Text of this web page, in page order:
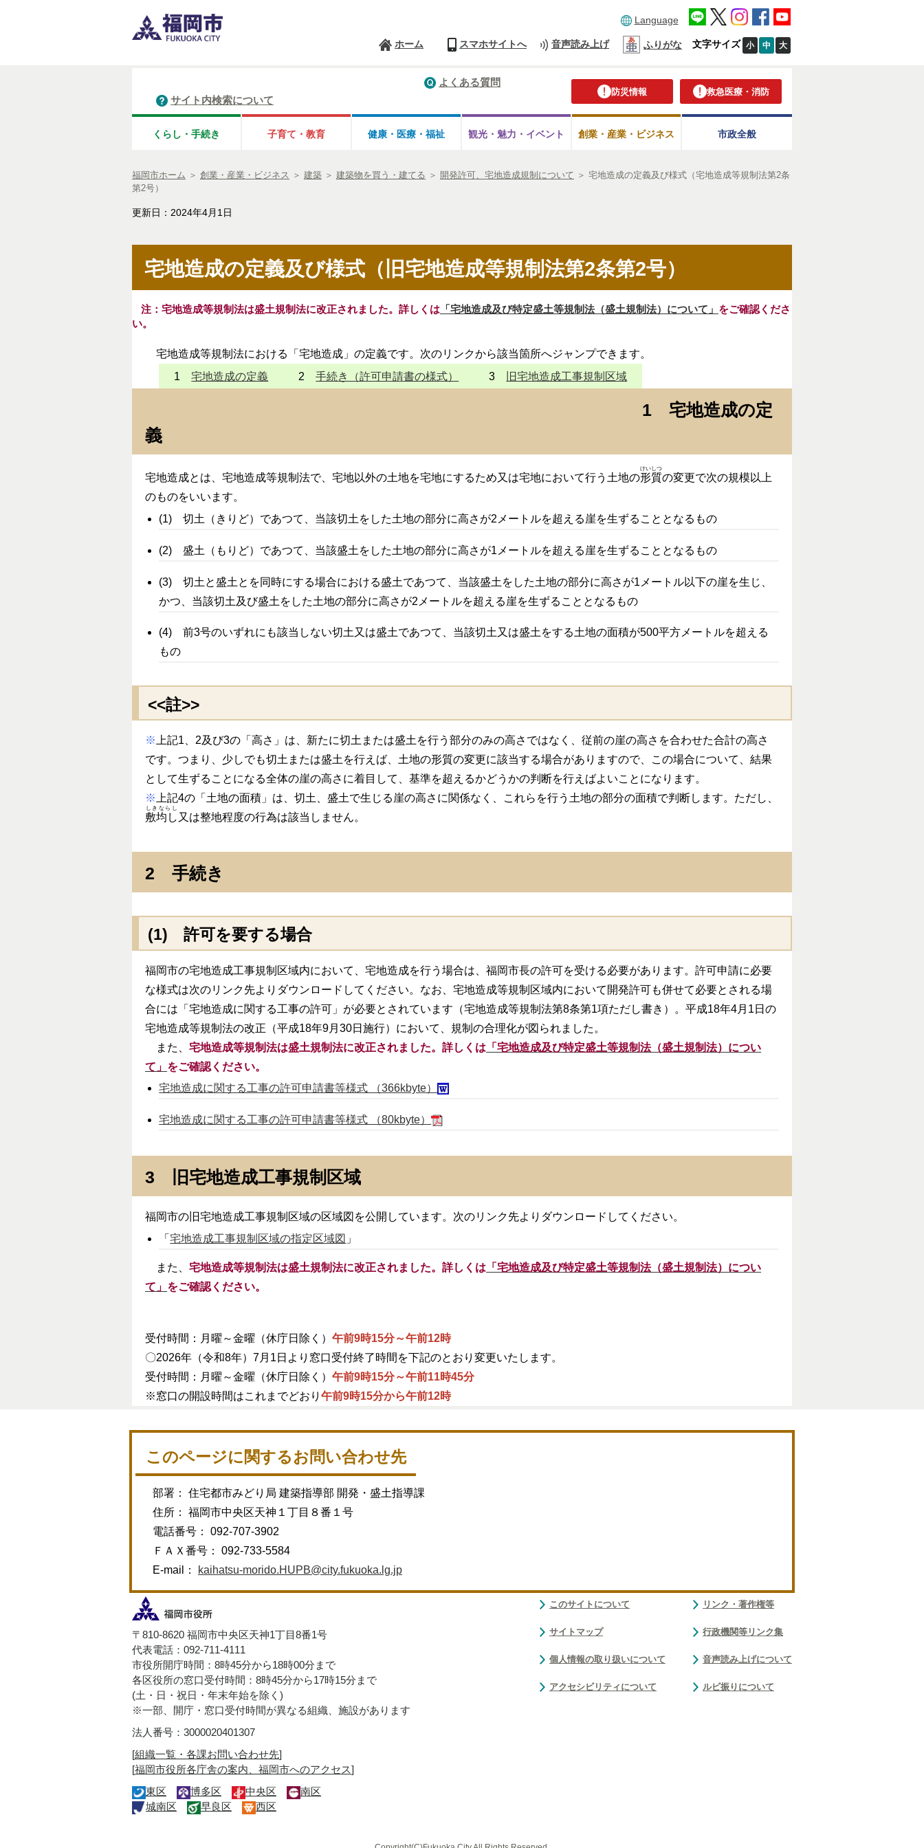
Language
ホーム スマホサイトへ 音声読み上げ ふりがな 文字サイズ 小 中 大
防災情報 救急医療・消防
よくある質問
サイト内検索について
くらし・手続き 子育て・教育 健康・医療・ 福祉 観光・魅力・ イベント 創業・産業・ビジネス 市政全般
福岡市ホーム ＞ 創業・産業・ビジネス ＞ 建築 ＞ 建築物を買う・建てる ＞ 開発許可、宅地造成規制について ＞ 宅地造成の定義及び様式（宅地造成等規制法第2条
第2号）
更新日：2024年4月1日
宅地造成の定義及び様式（旧宅地造成等規制法第2条第2号）
注：宅地造成等規制法は盛土規制法に改正されました。詳しくは 「宅地造成及び特定盛土等規制法（盛土規制法）について」 をご確認くださ
い。
宅地造成等規制法における「宅地造成」の定義です。次のリンクから該当箇所へジャンプできます。
1宅地造成の定義 2手続き（許可申請書の様式） 3 旧宅地造成工事規制区域
1 宅地造成の定
義
宅地造成とは、宅地造成等規制法で、宅地以外の土地を宅地にするため又は宅地において行う土地の形質
けいしつ
の変更で次の規模以上
のものをいいます。
(1) 切土（きりど）であつて、当該切土をした土地の部分に高さが2メートルを超える崖を生ずることとなるもの
(2) 盛土（もりど）であつて、当該盛土をした土地の部分に高さが1メートルを超える崖を生ずることとなるもの
(3) 切土と盛土とを同時にする場合における盛土であつて、当該盛土をした土地の部分に高さが1メートル以下の崖を生じ、
かつ、当該切土及び盛土をした土地の部分に高さが2メートルを超える崖を生ずることとなるもの
(4) 前3号のいずれにも該当しない切土又は盛土であつて、当該切土又は盛土をする土地の面積が500平方メートルを超える
もの
<<註>>
※ 上記1、2及び3の「高さ」は、新たに切土または盛土を行う部分のみの高さではなく、従前の崖の高さを合わせた合計の高さ
です。つまり、少しでも切土または盛土を行えば、土地の形質の変更に該当する場合がありますので、この場合について、結果
として生ずることになる全体の崖の高さに着目して、基準を超えるかどうかの判断を行えばよいことになります。
※ 上記4の「土地の面積」は、切土、盛土で生じる崖の高さに関係なく、これらを行う土地の部分の面積で判断します。ただし、
敷均し
しきならし
又は整地程度の行為は該当しません。
2 手続き
(1) 許可を要する場合
福岡市の宅地造成工事規制区域内において、宅地造成を行う場合は、福岡市長の許可を受ける必要があります。許可申請に必要
な様式は次のリンク先よりダウンロードしてください。なお、宅地造成等規制区域内において開発許可も併せて必要とされる場
合には「宅地造成に関する工事の許可」が必要とされています（宅地造成等規制法第8条第1項ただし書き）。平成18年4月1日の
宅地造成等規制法の改正（平成18年9月30日施行）において、規制の合理化が図られました。
また、宅地造成等規制法は盛土規制法に改正されました。詳しくは 「宅地造成及び特定盛土等規制法（盛土規制法）につい
て」 をご確認ください。
宅地造成に関する工事の許可申請書等様式 （366kbyte）
宅地造成に関する工事の許可申請書等様式 （80kbyte）
3 旧宅地造成工事規制区域
福岡市の旧宅地造成工事規制区域の区域図を公開しています。次のリンク先よりダウンロードしてください。
「宅地造成工事規制区域の指定区域図 」
また、宅地造成等規制法は盛土規制法に改正されました。詳しくは 「宅地造成及び特定盛土等規制法（盛土規制法）につい
て」 をご確認ください。
受付時間：月曜～金曜（休庁日除く）午前9時15分～午前12時
〇2026年（令和8年）7月1日より窓口受付終了時間を下記のとおり変更いたします。
受付時間：月曜～金曜（休庁日除く）午前9時15分～午前11時45分
※窓口の開設時間はこれまでどおり午前9時15分から午前12時
このページに関するお問い合わせ先
部署： 住宅都市みどり局 建築指導部 開発・盛土指導課
住所： 福岡市中央区天神１丁目８番１号
電話番号： 092-707-3902
ＦＡＸ番号： 092-733-5584
E-mail：
kaihatsu-morido.HUPB@city.fukuoka.lg.jp
〒810-8620 福岡市中央区天神1丁目8番1号
代表電話：092-711-4111
市役所開庁時間：8時45分から18時00分まで
各区役所の窓口受付時間：8時45分から17時15分まで
(土・日・祝日・年末年始を除く)
※一部、開庁・窓口受付時間が異なる組織、施設があります
法人番号：3000020401307
[組織一覧・各課お問い合わせ先]
[福岡市役所各庁舎の案内、福岡市へのアクセス]
東区
博多区 中央区
南区
城南区
早良区 西区
このサイトについて
サイトマップ
個人情報の取り扱いについて
アクセシビリティについて
リンク・著作権等
行政機関等リンク集
音声読み上げについて
ルビ振りについて